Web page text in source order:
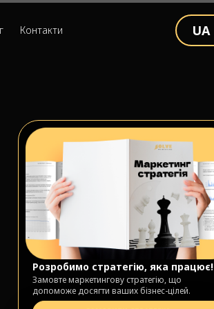
Контакти UA
Розробимо стратегію, яка працює!
Замовте маркетингову стратегію, що
допоможе досягти ваших бізнес-цілей.